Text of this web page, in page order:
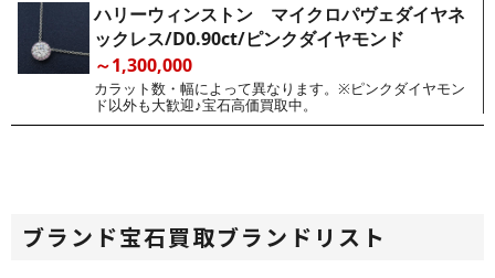
ハリーウィンストン マイクロパヴェダイヤネ
ックレス/D0.90ct/ピンクダイヤモンド
～1,300,000
カラット数・幅によって異なります。※ピンクダイヤモン
ド以外も大歓迎♪宝石高価買取中。
ブランド宝石買取ブランドリスト